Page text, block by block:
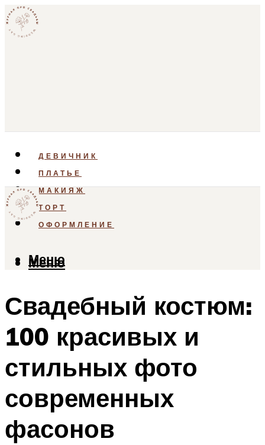
ДЕВИЧНИК
ПЛАТЬЕ
МАКИЯЖ
ТОРТ
ОФОРМЛЕНИЕ
Меню
Меню
Свадебный костюм:
100 красивых и
стильных фото
современных
фасонов